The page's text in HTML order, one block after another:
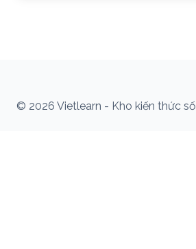
© 2026 Vietlearn - Kho kiến thức số